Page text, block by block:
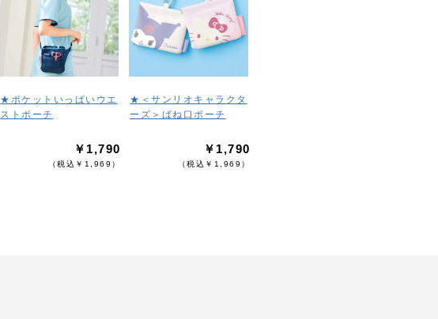
★ポケットいっぱいウエ
ストポーチ
￥1,790
（税込￥1,969）
★＜サンリオキャラクタ
ーズ＞ばね口ポーチ
￥1,790
（税込￥1,969）